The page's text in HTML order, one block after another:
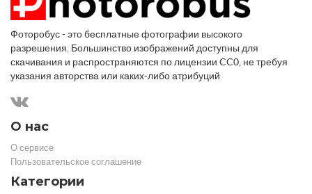
Фоторобус - это бесплатные фотографии высокого
разрешения. Большинство изображений доступны для
скачивания и распространяются по лицензии CC0, не требуя
указания авторства или каких-либо атрибуций
О нас
О сервисе
Пользовательское соглашение
Категории